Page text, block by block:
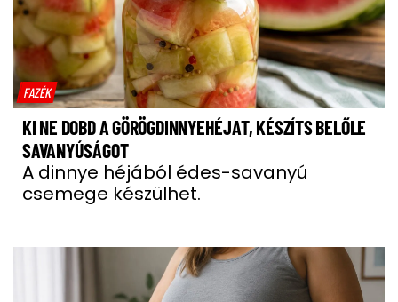
FAZÉK
KI NE DOBD A GÖRÖGDINNYEHÉJAT, KÉSZÍTS BELŐLE
SAVANYÚSÁGOT
A dinnye héjából édes-savanyú
csemege készülhet.